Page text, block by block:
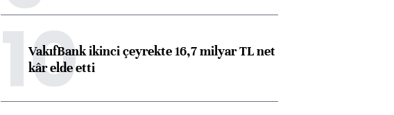
10
VakıfBank ikinci çeyrekte 16,7 milyar TL net
kâr elde etti